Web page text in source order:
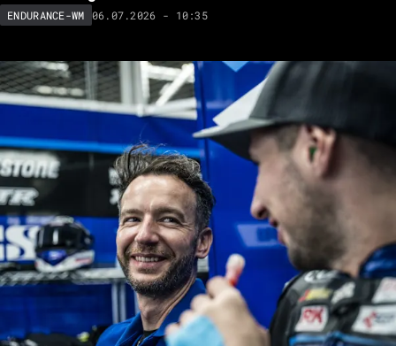
ENDURANCE-WM 06.07.2026 - 10:35